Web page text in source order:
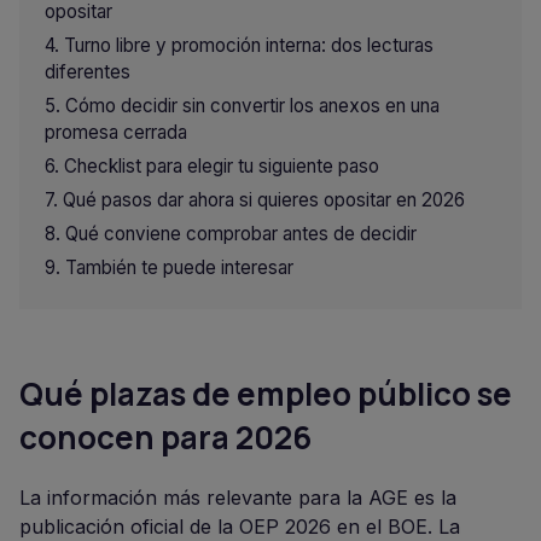
opositar
Turno libre y promoción interna: dos lecturas
diferentes
Cómo decidir sin convertir los anexos en una
promesa cerrada
Checklist para elegir tu siguiente paso
Qué pasos dar ahora si quieres opositar en 2026
Qué conviene comprobar antes de decidir
También te puede interesar
Qué plazas de empleo público se
conocen para 2026
La información más relevante para la AGE es la
publicación oficial de la OEP 2026 en el BOE. La